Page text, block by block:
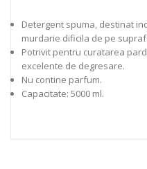
Detergent spuma, destinat
murdarie dificila de pe
Potrivit pentru curatarea
excelente de degresare.
Nu contine parfum.
Capacitate: 5000 ml.